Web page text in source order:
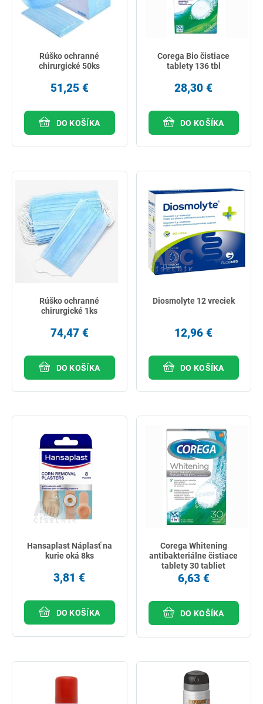
Rúško ochranné
chirurgické 50ks
51,25 €
DO KOŠÍKA
Corega Bio čistiace
tablety 136 tbl
28,30 €
DO KOŠÍKA
Rúško ochranné
chirurgické 1ks
74,47 €
DO KOŠÍKA
Diosmolyte 12 vreciek
12,96 €
DO KOŠÍKA
Hansaplast Náplasť na
kurie oká 8ks
3,81 €
DO KOŠÍKA
Corega Whitening
antibakteriálne čistiace
tablety 30 tabliet
6,63 €
DO KOŠÍKA